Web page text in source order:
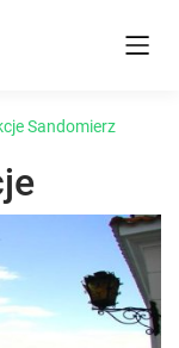
Sandomierz